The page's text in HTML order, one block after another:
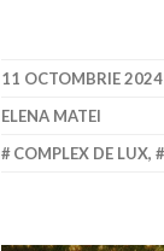
11 OCTOMBRIE 2024
ELENA MATEI
COMPLEX DE LUX,